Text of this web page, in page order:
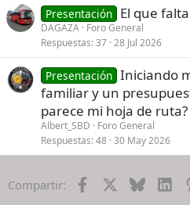
Presentación El que
DAGAZA Foro General
Respuestas 37 28 Jul 2026
Presentación Iniciando
familiar y un
parece mi hoja de ruta?
Albert_SBD
Foro General
Respuestas 48 30 May 2026
Compartir: Facebook Bluesky